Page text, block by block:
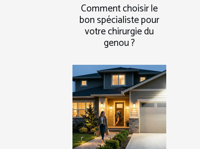
Comment choisir le
bon spécialiste pour
votre chirurgie du
genou ?